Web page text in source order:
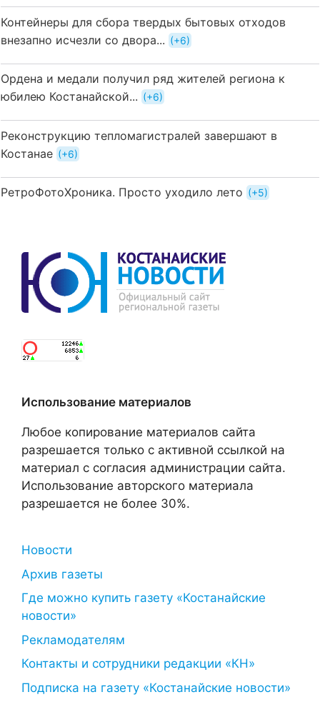
Контейнеры для сбора твердых бытовых отходов
внезапно исчезли со двора...
+6
Ордена и медали получил ряд жителей региона к
юбилею Костанайской...
+6
Реконструкцию тепломагистралей завершают в
Костанае
+6
РетроФотоХроника. Просто уходило лето +5
Использование материалов
Любое копирование материалов сайта
разрешается только с активной ссылкой на
материал с согласия администрации сайта.
Использование авторского материала
разрешается не более 30%.
Новости
Архив газеты
Где можно купить газету «Костанайские
новости»
Рекламодателям
Контакты и сотрудники редакции «КН»
Подписка на газету «Костанайские новости»